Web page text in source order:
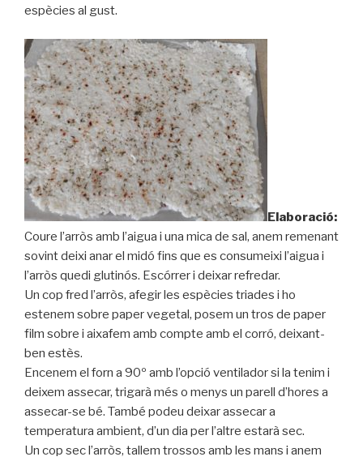
espècies al gust.
Elaboració:
Coure l’arròs amb l’aigua i una mica de sal, anem remenant
sovint deixi anar el midó fins que es consumeixi l’aigua i
l’arròs quedi glutinós. Escórrer i deixar refredar.
Un cop fred l’arròs, afegir les espècies triades i ho
estenem sobre paper vegetal, posem un tros de paper
film sobre i aixafem amb compte amb el corró, deixant-
ben estès.
Encenem el forn a 90º amb l’opció ventilador si la tenim i
deixem assecar, trigarà més o menys un parell d’hores a
assecar-se bé. També podeu deixar assecar a
temperatura ambient, d’un dia per l’altre estarà sec.
Un cop sec l’arròs, tallem trossos amb les mans i anem